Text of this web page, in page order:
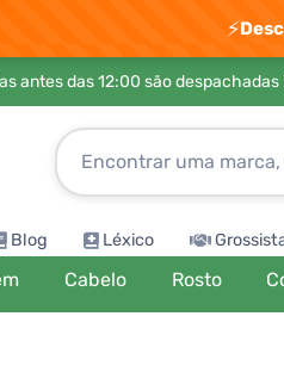
⚡
antes das 12:00 são despachadas
Blog Léxico
Cabelo Rosto